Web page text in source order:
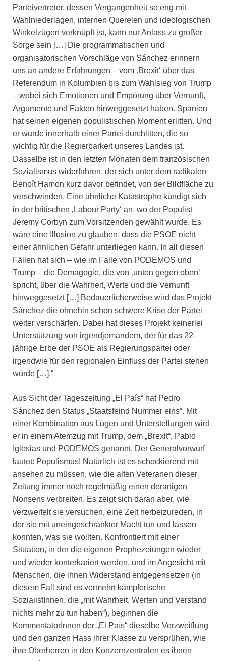
Parteivertreter, dessen Vergangenheit so eng mit
Wahlniederlagen, internen Querelen und ideologischen
Winkelzügen verknüpft ist, kann nur Anlass zu großer
Sorge sein […] Die programmatischen und
organisatorischen Vorschläge von Sánchez erinnern
uns an andere Erfahrungen – vom ‚Brexit‘ über das
Referendum in Kolumbien bis zum Wahlsieg von Trump
– wobei sich Emotionen und Empörung über Vernunft,
Argumente und Fakten hinweggesetzt haben. Spanien
hat seinen eigenen populistischen Moment erlitten. Und
er wurde innerhalb einer Partei durchlitten, die so
wichtig für die Regierbarkeit unseres Landes ist.
Dasselbe ist in den letzten Monaten dem französischen
Sozialismus widerfahren, der sich unter dem radikalen
Benoît Hamon kurz davor befindet, von der Bildfläche zu
verschwinden. Eine ähnliche Katastrophe kündigt sich
in der britischen ‚Labour Party‘ an, wo der Populist
Jeremy Corbyn zum Vorsitzenden gewählt wurde. Es
wäre eine Illusion zu glauben, dass die PSOE nicht
einer ähnlichen Gefahr unterliegen kann. In all diesen
Fällen hat sich – wie im Falle von PODEMOS und
Trump – die Demagogie, die von ‚unten gegen oben‘
spricht, über die Wahrheit, Werte und die Vernunft
hinweggesetzt […] Bedauerlicherweise wird das Projekt
Sánchez die ohnehin schon schwere Krise der Partei
weiter verschärfen. Dabei hat dieses Projekt keinerlei
Unterstützung von irgendjemandem, der für das 22-
jährige Erbe der PSOE als Regierungspartei oder
irgendwie für den regionalen Einfluss der Partei stehen
würde […].“
Aus Sicht der Tageszeitung „El País“ hat Pedro
Sánchez den Status „Staatsfeind Nummer eins“. Mit
einer Kombination aus Lügen und Unterstellungen wird
er in einem Atemzug mit Trump, dem „Brexit“, Pablo
Iglesias und PODEMOS genannt. Der Generalvorwurf
lautet: Populismus! Natürlich ist es schockierend mit
ansehen zu müssen, wie die alten Veteranen dieser
Zeitung immer noch regelmäßig einen derartigen
Nonsens verbreiten. Es zeigt sich daran aber, wie
verzweifelt sie versuchen, eine Zeit herbeizureden, in
der sie mit uneingeschränkter Macht tun und lassen
konnten, was sie wollten. Konfrontiert mit einer
Situation, in der die eigenen Prophezeiungen wieder
und wieder konterkariert werden, und im Angesicht mit
Menschen, die ihnen Widerstand entgegensetzen (in
diesem Fall sind es vermehrt kämpferische
SozialistInnen, die „mit Wahrheit, Werten und Verstand
nichts mehr zu tun haben“), beginnen die
KommentatorInnen der „El País“ dieselbe Verzweiflung
und den ganzen Hass ihrer Klasse zu versprühen, wie
ihre Oberherren in den Konzernzentralen es ihnen